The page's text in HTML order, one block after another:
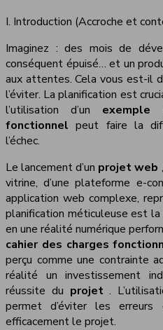
I. Introduction (Accroche et
Imaginez : des mois de
conséquent épuisé… et un
aux attentes. Cela vous est-il
l’éviter. La planification est
l’utilisation d’un exemple
fonctionnelpeut faire la
l’échec.
Le lancement d’un projet web
vitrine, d’une plateforme e-
application web complexe,
planification méticuleuse est
en une réalité numérique
cahier des charges
perçu comme une contrainte
réalité un investissement
réussite du projet.
permet d’éviter les
efficacement le projet.